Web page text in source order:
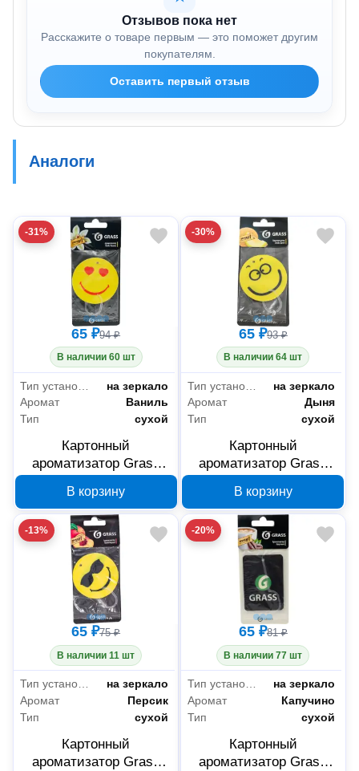
Отзывов пока нет
Расскажите о товаре первым — это поможет другим
покупателям.
Оставить первый отзыв
Аналоги
-31%
65 ₽94 ₽
В наличии 60 шт
на зеркало
Аромат
Ваниль
Тип
сухой
Картонный
ароматизатор Grass
В корзину
-30%
65 ₽93 ₽
В наличии 64 шт
Тип установки
на зеркало
Аромат
Дыня
Тип
сухой
Картонный
ароматизатор Grass
В корзину
-13%
65 ₽75 ₽
В наличии 11 шт
Тип установки
на зеркало
Аромат
Персик
Тип
сухой
Картонный
ароматизатор Grass
-20%
65 ₽81 ₽
В наличии 77 шт
Тип установки
на зеркало
Аромат
Капучино
Тип
сухой
Картонный
ароматизатор Grass